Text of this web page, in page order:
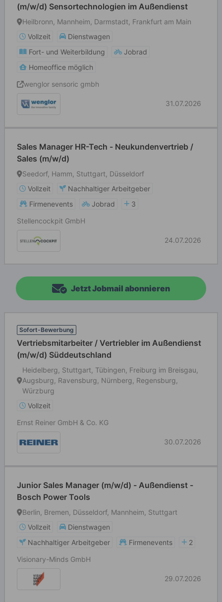
(m/w/d) Sensortechnologien im Außendienst
Heilbronn, Mannheim, Darmstadt, Frankfurt am Main
Vollzeit
Dienstwagen
Fort- und Weiterbildung
Jobrad
Homeoffice möglich
wenglor sensoric gmbh
31.07.2026
Sales Manager HR-Tech - Neukundenvertrieb /
Sales (m/w/d)
Seedorf, Hamm, Stuttgart, Düsseldorf
Vollzeit
Nachhaltiger Arbeitgeber
Firmenevents
Jobrad
3
Stellencockpit GmbH
24.07.2026
Jetzt Jobmail abonnieren
Sofort-Bewerbung
Vertriebsmitarbeiter / Vertriebler im Außendienst
(m/w/d) Süddeutschland
Heidelberg, Stuttgart, Tübingen, Freiburg im Breisgau,
Augsburg, Ravensburg, Nürnberg, Regensburg,
Würzburg
Vollzeit
Ernst Reiner GmbH & Co. KG
30.07.2026
Junior Sales Manager (m/w/d) - Außendienst -
Bosch Power Tools
Berlin, Bremen, Düsseldorf, Mannheim, Stuttgart
Vollzeit
Dienstwagen
Nachhaltiger Arbeitgeber
Firmenevents
2
Visionary-Minds GmbH
29.07.2026